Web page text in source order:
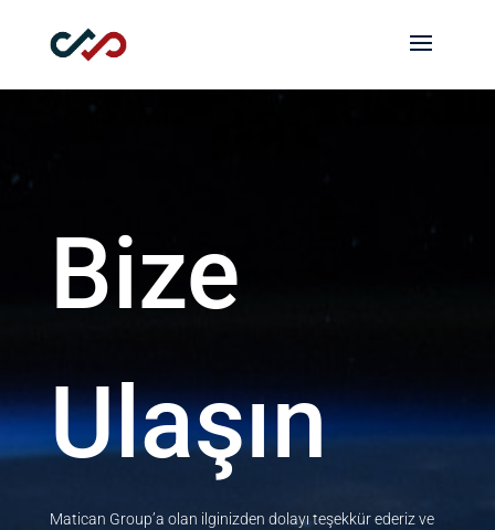
Bize
Ulaşın
Matican Group’a olan ilginizden dolayı teşekkür ederiz ve